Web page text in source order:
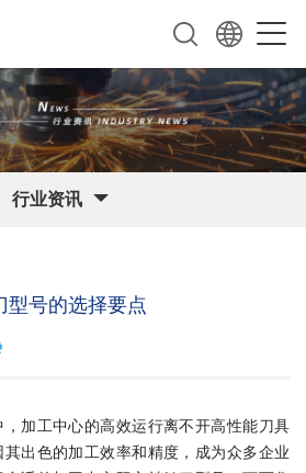
行业资讯
型号的选择要点
工中心的高效运行离不开高性能刀具
出色的加工效率和精度，成为众多企业